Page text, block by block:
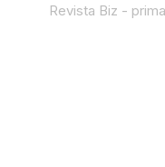
Revista Biz -